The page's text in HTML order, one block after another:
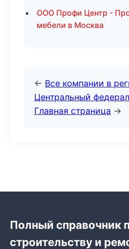
ООО Профи Центр -
мебели в Москва
← Все компании в
Центральный
Главная страница →
Полный справочник
строительству и